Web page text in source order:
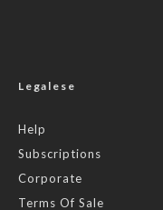
Legalese
Help
Subscriptions
Corporate
Terms Of Sale